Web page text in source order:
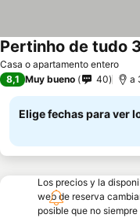
Casa o apartamento entero
Pertinho de tudo 3
8,1 Muy bueno 40 a
Elige fechas para ver
Los precios y la
web de reserva
posible que no